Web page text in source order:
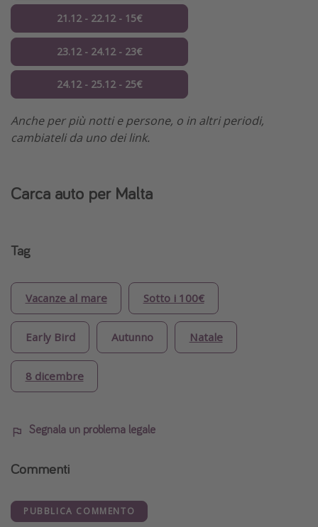
21.12 - 22.12 - 15€
23.12 - 24.12 - 23€
24.12 - 25.12 - 25€
Anche per più notti e persone, o in altri periodi,
cambiateli da uno dei link.
Carca auto per Malta
Tag
Vacanze al mare Sotto i 100€
Early Bird Autunno Natale
8 dicembre
Segnala un problema legale
Commenti
PUBBLICA COMMENTO